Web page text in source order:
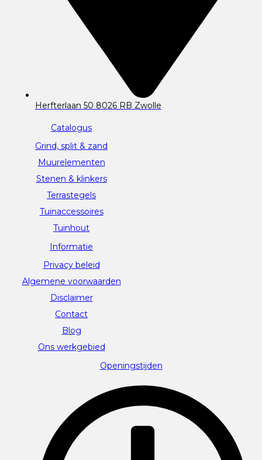
Herfterlaan 50 8026 RB Zwolle
Catalogus
Grind, split & zand
Muurelementen
Stenen & klinkers
Terrastegels
Tuinaccessoires
Tuinhout
Informatie
Privacy beleid
Algemene voorwaarden
Disclaimer
Contact
Blog
Ons werkgebied
Openingstijden